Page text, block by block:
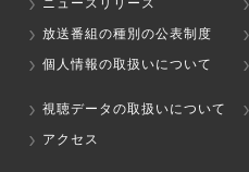
ニュースリリース
放送番組の種別の公表制度
個人情報の取扱いについて
視聴データの取扱いについて
アクセス